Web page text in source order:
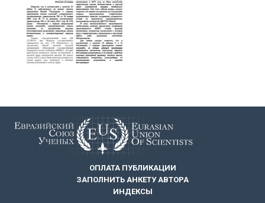
ОПЛАТА ПУБЛИКАЦИИ
ЗАПОЛНИТЬ АНКЕТУ АВТОРА
ИНДЕКСЫ